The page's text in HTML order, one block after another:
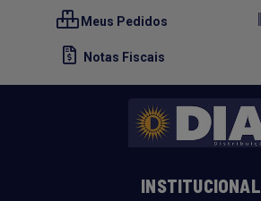
Meus Pedidos
Notas Fiscais
INSTITUCIONAL